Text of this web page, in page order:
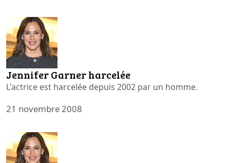
Jennifer Garner harcelée
L'actrice est harcelée depuis 2002 par un homme.
21 novembre 2008